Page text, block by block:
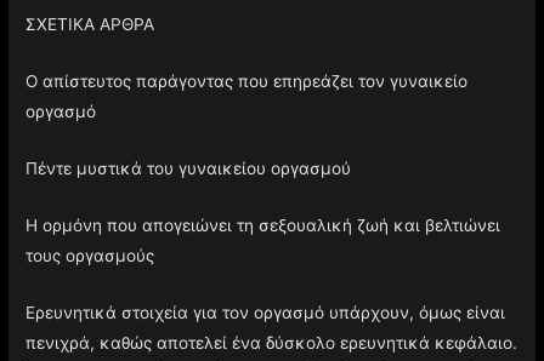
ΣΧΕΤΙΚΑ ΑΡΘΡΑ
Ο απίστευτος παράγοντας που επηρεάζει τον γυναικείο
οργασμό
Πέντε μυστικά του γυναικείου οργασμού
Η ορμόνη που απογειώνει τη σεξουαλική ζωή και βελτιώνει
τους οργασμούς
Ερευνητικά στοιχεία για τον οργασμό υπάρχουν, όμως είναι
πενιχρά, καθώς αποτελεί ένα δύσκολο ερευνητικά κεφάλαιο.